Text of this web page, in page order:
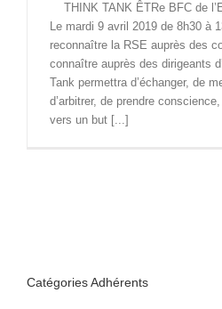
THINK TANK ÊTRe BFC de
Le mardi 9 avril 2019 de 8h30 à
reconnaître la RSE auprès des
connaître auprès des dirigeants
Tank permettra d’échanger, de
d’arbitrer, de prendre
vers un but [...]
Catégories Adhérents